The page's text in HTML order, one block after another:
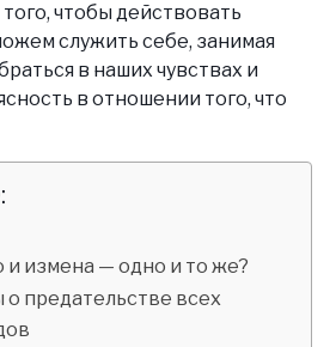
чтобы действовать
служить себе, занимая
в наших чувствах и
в отношении того, что
и измена — одно и то же?
предательстве всех